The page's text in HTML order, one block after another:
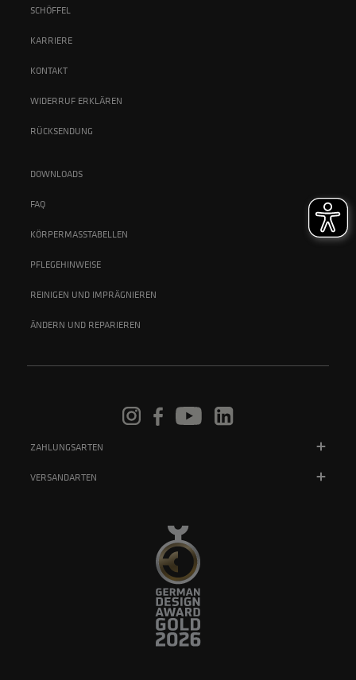
SCHÖFFEL
KARRIERE
KONTAKT
WIDERRUF ERKLÄREN
RÜCKSENDUNG
DOWNLOADS
FAQ
KÖRPERMASSTABELLEN
PFLEGEHINWEISE
REINIGEN UND IMPRÄGNIEREN
ÄNDERN UND REPARIEREN
ZAHLUNGSARTEN
VERSANDARTEN